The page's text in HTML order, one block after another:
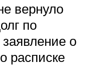
вернуло
по
о
расписке